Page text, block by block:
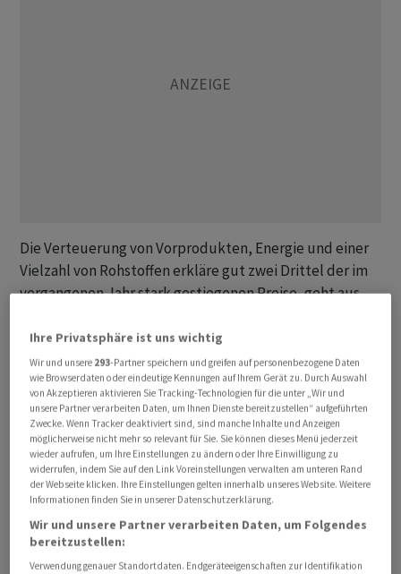
Die Verteuerung von Vorprodukten, Energie und einer
Vielzahl von Rohstoffen erkläre gut zwei Drittel der im
vergangenen Jahr stark gestiegenen Preise, geht aus
Ifo-Instituts hervor. Demnach verteuerten sich in
Deutschland produzierte Konsumgüter um 8,3 Prozent,
wovon allein 5,7 Prozentpunkte auf höhere
Vorleistungskosten zurückzuführen sei.
Zweitwichtigster Preistreiber mit einem Beitrag von 1,4
Prozentpunkten waren demnach gestiegene Gewinne.
"Einige Unternehmen konnten im vergangenen Jahr
ihre Gewinnmargen aufgrund der kräftigen Nachfrage in
vielen konsumnahen Bereichen ausweiten", sagte der
Leiter der Ifo-Konjunkturprognosen, Timo
Ihre Privatsphäre ist uns wichtig
Wir und unsere 293-Partner speichern und greifen auf personenbezogene Daten
wie Browserdaten oder eindeutige Kennungen auf Ihrem Gerät zu. Durch Auswahl
von Akzeptieren aktivieren Sie Tracking-Technologien für die unter „Wir und
unsere Partner verarbeiten Daten, um Ihnen Dienste bereitzustellen“ aufgeführten
Zwecke. Wenn Tracker deaktiviert sind, sind manche Inhalte und Anzeigen
möglicherweise nicht mehr so relevant für Sie. Sie können dieses Menü jederzeit
wieder aufrufen, um Ihre Einstellungen zu ändern oder Ihre Einwilligung zu
widerrufen, indem Sie auf den Link Voreinstellungen verwalten am unteren Rand
der Webseite klicken. Ihre Einstellungen gelten innerhalb unseres Website. Weitere
Informationen finden Sie in unserer Datenschutzerklärung.
Wir und unsere Partner verarbeiten Daten, um Folgendes
bereitzustellen:
Verwendung genauer Standortdaten. Endgeräteeigenschaften zur Identifikation